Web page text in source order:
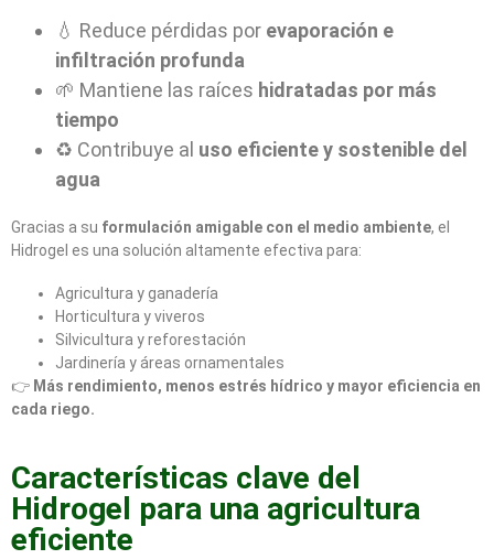
💧 Reduce pérdidas por evaporación e
infiltración profunda
🌱 Mantiene las raíces hidratadas por más
tiempo
♻️ Contribuye al uso eficiente y sostenible del
agua
Gracias a su formulación amigable con el medio ambiente, el
Hidrogel es una solución altamente efectiva para:
Agricultura y ganadería
Horticultura y viveros
Silvicultura y reforestación
Jardinería y áreas ornamentales
👉 Más rendimiento, menos estrés hídrico y mayor eficiencia en
cada riego.
Características clave del
Hidrogel para una agricultura
eficiente